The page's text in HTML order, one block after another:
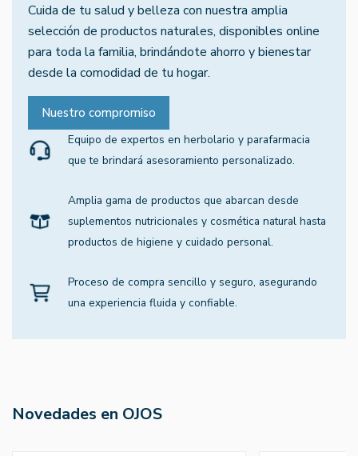
Cuida de tu salud y belleza con nuestra amplia
selección de productos naturales, disponibles online
para toda la familia, brindándote ahorro y bienestar
desde la comodidad de tu hogar.
Nuestro compromiso
Equipo de expertos en herbolario y parafarmacia
que te brindará asesoramiento personalizado.
Amplia gama de productos que abarcan desde
suplementos nutricionales y cosmética natural hasta
productos de higiene y cuidado personal.
Proceso de compra sencillo y seguro, asegurando
una experiencia fluida y confiable.
Novedades en OJOS